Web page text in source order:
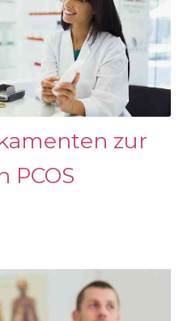
zur
PCOS